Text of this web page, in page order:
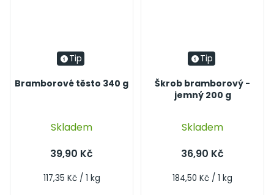
Tip
Bramborové těsto 340 g
hodnocení
produktu
je
4,3
Skladem
39,90 Kč
Měrná
117,35 Kč / 1 kg
Tip
Škrob bramborový -
jemný 200 g
Skladem
36,90 Kč
Měrná
184,50 Kč / 1 kg